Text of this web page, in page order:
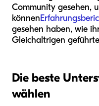
Community gesehen,
können
gesehen haben, wie
Gleichaltrigen
Die beste
wählen